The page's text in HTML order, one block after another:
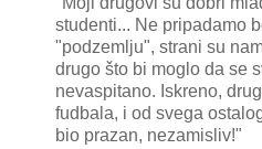
studenti... Ne pripadamo
"podzemlju", strani su
drugo što bi moglo da se
nevaspitano. Iskreno,
fudbala, i od svega
bio prazan, nezamisliv!"